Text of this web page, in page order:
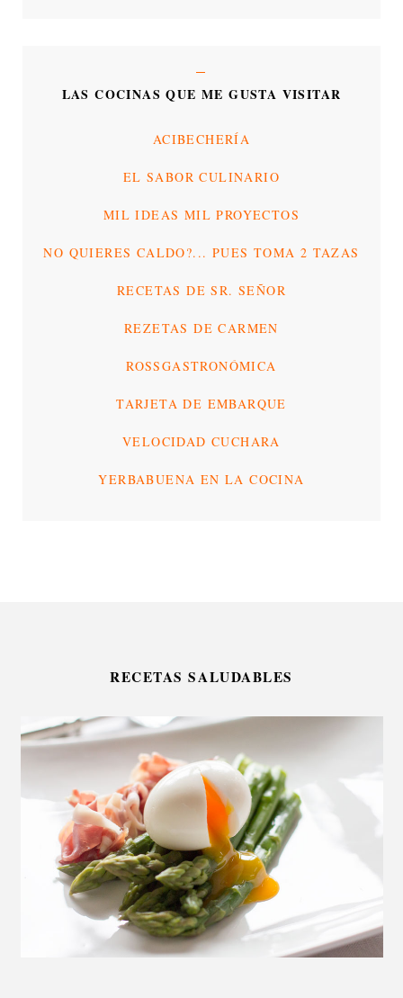
LAS COCINAS QUE ME GUSTA VISITAR
ACIBECHERÍA
EL SABOR CULINARIO
MIL IDEAS MIL PROYECTOS
NO QUIERES CALDO?... PUES TOMA 2 TAZAS
RECETAS DE SR. SEÑOR
REZETAS DE CARMEN
ROSSGASTRONÓMICA
TARJETA DE EMBARQUE
VELOCIDAD CUCHARA
YERBABUENA EN LA COCINA
RECETAS SALUDABLES